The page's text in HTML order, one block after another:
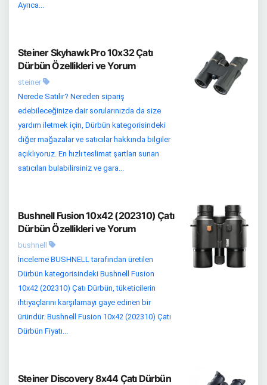
Ayrıca...
Steiner Skyhawk Pro 10x32 Çatı
Dürbün Özellikleri ve Yorum
steiner
Nerede Satılır? Nereden sipariş
edebileceğinize dair sorularınızda da size
yardım iletmek için, Dürbün kategorisindeki
diğer mağazalar ve satıcılar hakkında bilgiler
açıklıyoruz. En hızlı teslimat şartları sunan
satıcıları bulabilirsiniz ve gara...
Bushnell Fusion 10x42 (202310) Çatı
Dürbün Özellikleri ve Yorum
bushnell
İnceleme BUSHNELL tarafından üretilen
Dürbün kategorisindeki Bushnell Fusion
10x42 (202310) Çatı Dürbün, tüketicilerin
ihtiyaçlarını karşılamayı gaye edinen bir
üründür. Bushnell Fusion 10x42 (202310) Çatı
Dürbün Fiyatı...
Steiner Discovery 8x44 Çatı Dürbün